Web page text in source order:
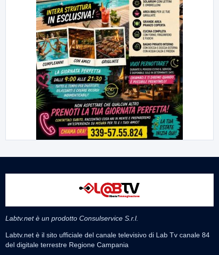
Labtv.net è un prodotto Consulservice S.r.l.
Labtv.net è il sito ufficiale del canale televisivo di Lab Tv canale 84
del digitale terrestre Regione Campania